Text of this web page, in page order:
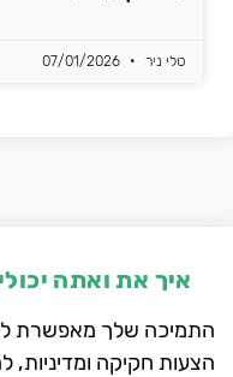
טלי ניר
איך את ואתה
התמיכה שלך מאפשרת
הצעות חקיקה ומדיניות,